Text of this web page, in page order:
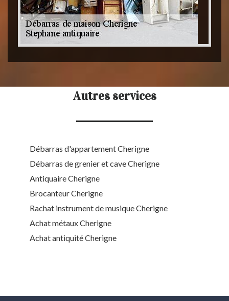
Autres services
Débarras d'appartement Cherigne
Débarras de grenier et cave Cherigne
Antiquaire Cherigne
Brocanteur Cherigne
Rachat instrument de musique Cherigne
Achat métaux Cherigne
Achat antiquité Cherigne